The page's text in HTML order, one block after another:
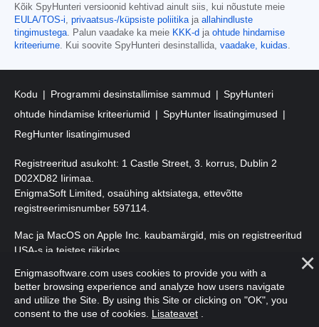
Kõik SpyHunteri versioonid kehtivad ainult siis, kui nõustute meie
EULA/TOS-i, privaatsus-/küpsiste poliitikaja allahindluste
tingimustega. Palun vaadake ka meie KKK-d ja ohtude hindamise
kriteeriume. Kui soovite SpyHunteri desinstallida, vaadake, kuidas.
Kodu Programmi desinstallimise sammud
SpyHunteri
ohtude hindamise kriteeriumid
SpyHunter lisatingimused
RegHunter lisatingimused
Registreeritud asukoht: 1 Castle Street, 3. korrus, Dublin 2
D02XD82 Iirimaa.
EnigmaSoft Limited, osaühing aktsiatega, ettevõtte
registreerimisnumber 597114.
Mac ja MacOS on Apple Inc. kaubamärgid, mis on registreeritud
USA-s ja teistes riikides.
Autoriõigus 2016-2026. EnigmaSoft Ltd. Kõik õigused kaitstud.
Enigmasoftware.com uses cookies to provide you with a
better browsing experience and analyze how users navigate
and utilize the Site. By using this Site or clicking on "OK", you
consent to the use of cookies. Lisateavet